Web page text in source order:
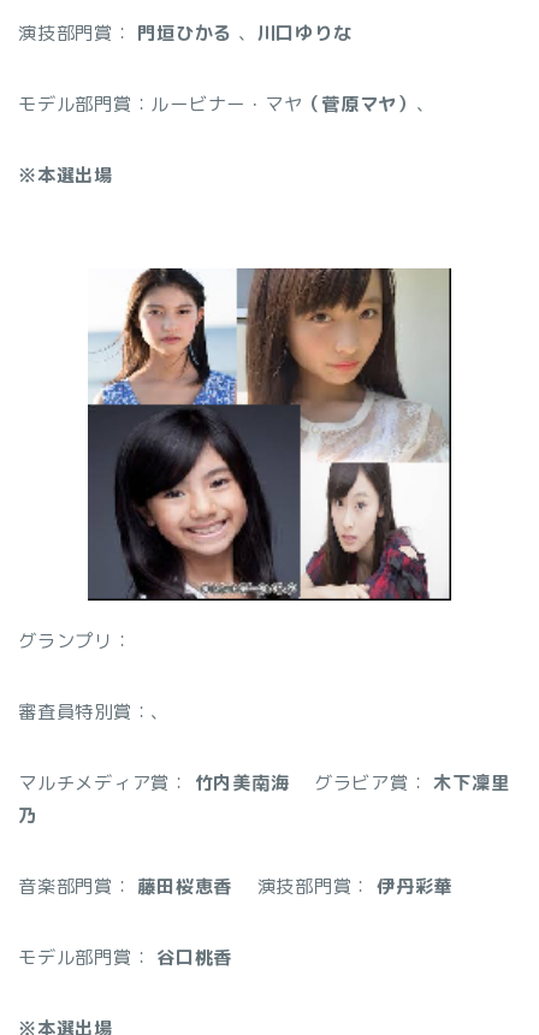
演技部門賞： 門垣ひかる 、 川口ゆりな
モデル部門賞：ルービナー・マヤ （菅原マヤ） 、
※本選出場
グランプリ：
審査員特別賞： 、
マルチメディア賞： 竹内美南海 グラビア賞：木下凜里
乃
音楽部門賞： 藤田桜恵香 演技部門賞： 伊丹彩華
モデル部門賞： 谷口桃香
※本選出場